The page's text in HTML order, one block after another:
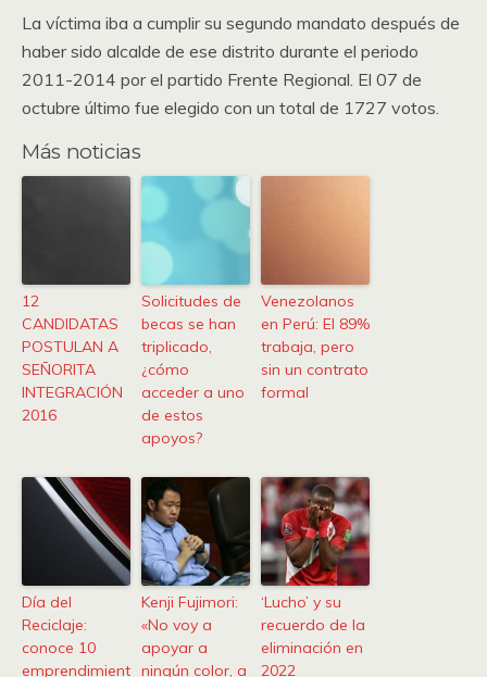
La víctima iba a cumplir su segundo mandato después de
haber sido alcalde de ese distrito durante el periodo
2011-2014 por el partido Frente Regional. El 07 de
octubre último fue elegido con un total de 1727 votos.
Más noticias
12
CANDIDATAS
POSTULAN A
SEÑORITA
INTEGRACIÓN
2016
Solicitudes de
becas se han
triplicado,
¿cómo
acceder a uno
de estos
apoyos?
Venezolanos
en Perú: El 89%
trabaja, pero
sin un contrato
formal
Día del
Reciclaje:
conoce 10
emprendimient
Kenji Fujimori:
«No voy a
apoyar a
ningún color, a
‘Lucho’ y su
recuerdo de la
eliminación en
2022